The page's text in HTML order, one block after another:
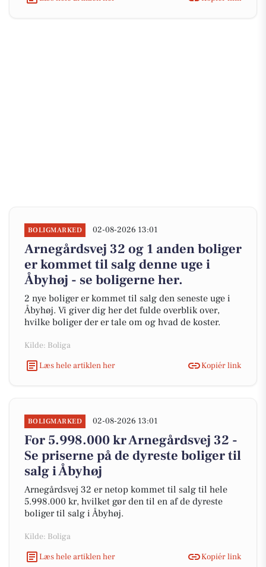
BOLIGMARKED 02-08-2026 13:01
Arnegårdsvej 32 og 1 anden boliger
er kommet til salg denne uge i
Åbyhøj - se boligerne her.
2 nye boliger er kommet til salg den seneste uge i
Åbyhøj. Vi giver dig her det fulde overblik over,
hvilke boliger der er tale om og hvad de koster.
Kilde: Boliga
Læs hele artiklen her
Kopiér link
BOLIGMARKED 02-08-2026 13:01
For 5.998.000 kr Arnegårdsvej 32 -
Se priserne på de dyreste boliger til
salg i Åbyhøj
Arnegårdsvej 32 er netop kommet til salg til hele
5.998.000 kr, hvilket gør den til en af de dyreste
boliger til salg i Åbyhøj.
Kilde: Boliga
Læs hele artiklen her
Kopiér link